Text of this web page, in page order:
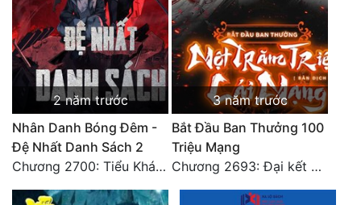
Vô Địch Lưu
Xây Dựng Thế Lực
Đam Mỹ
Đẹp
Đẹp Hiệp
Tính Cách Nhân Vật :
2 năm trước
Nhân Danh Bóng Đêm -
Đệ Nhất Danh Sách 2
Chương 2700: Tiểu Khánh Trần
3 năm trước
Bắt Đầu Ban Thưởng 100
Triệu Mạng
Chương 2693: Đại kết cục